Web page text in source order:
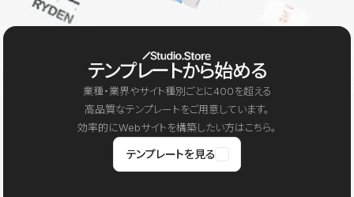
テンプレートから始める
業種・業界やサイト種別ごとに400を超える
高品質なテンプレートをご用意しています。
効率的にWebサイトを構築したい方はこちら。
テンプレートを見る